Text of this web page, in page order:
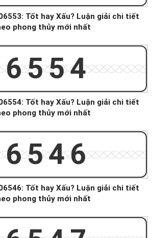
Tốt hay Xấu? Luận giải chi tiết
phong thủy mới nhất
Tốt hay Xấu? Luận giải chi tiết
phong thủy mới nhất
Tốt hay Xấu? Luận giải chi tiết
phong thủy mới nhất